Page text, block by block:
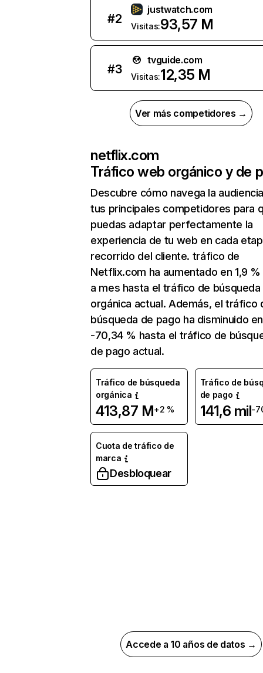
#2
justwatch.com
Visitas:93,57 M
#3
tvguide.com
Visitas:12,35 M
Ver más competidores →
netflix.com
Tráfico web orgánico y de
Descubre cómo navega la
tus principales competidores para
puedas adaptar perfectamente la
experiencia de tu web en cada
recorrido del cliente. tráfico de
Netflix.com ha aumentado en 1,9
a mes hasta el tráfico de búsqueda
orgánica actual. Además, el tráfico
búsqueda de pago ha disminuido en
-70,34 % hasta el tráfico de
de pago actual.
Tráfico de búsqueda
orgánica
413,87 M+2 %
Tráfico de
de pago
141,6 mil-
Cuota de tráfico de
marca
Desbloquear
Accede a 10 años de datos →